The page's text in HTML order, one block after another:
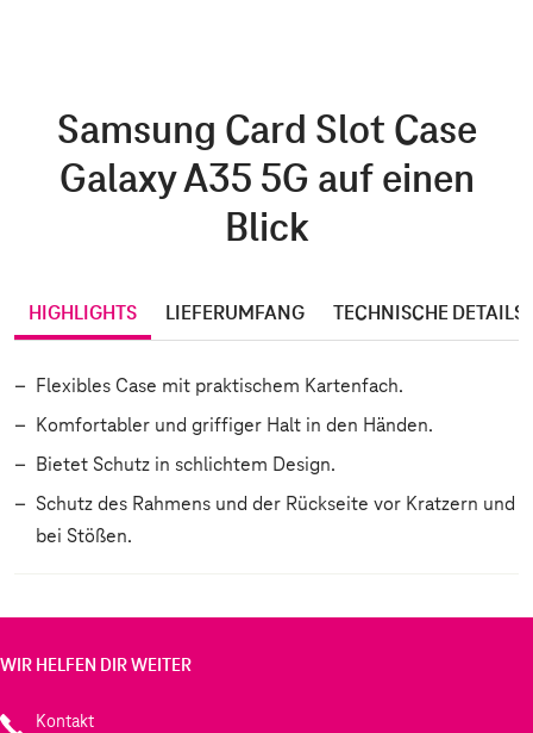
Samsung Card Slot Case
Galaxy A35 5G auf einen
Blick
HIGHLIGHTS LIEFERUMFANG TECHNISCHE DETAILS
Flexibles Case mit praktischem Kartenfach.
Komfortabler und griffiger Halt in den Händen.
Bietet Schutz in schlichtem Design.
Schutz des Rahmens und der Rückseite vor Kratzern und
bei Stößen.
WIR HELFEN DIR WEITER
Kontakt